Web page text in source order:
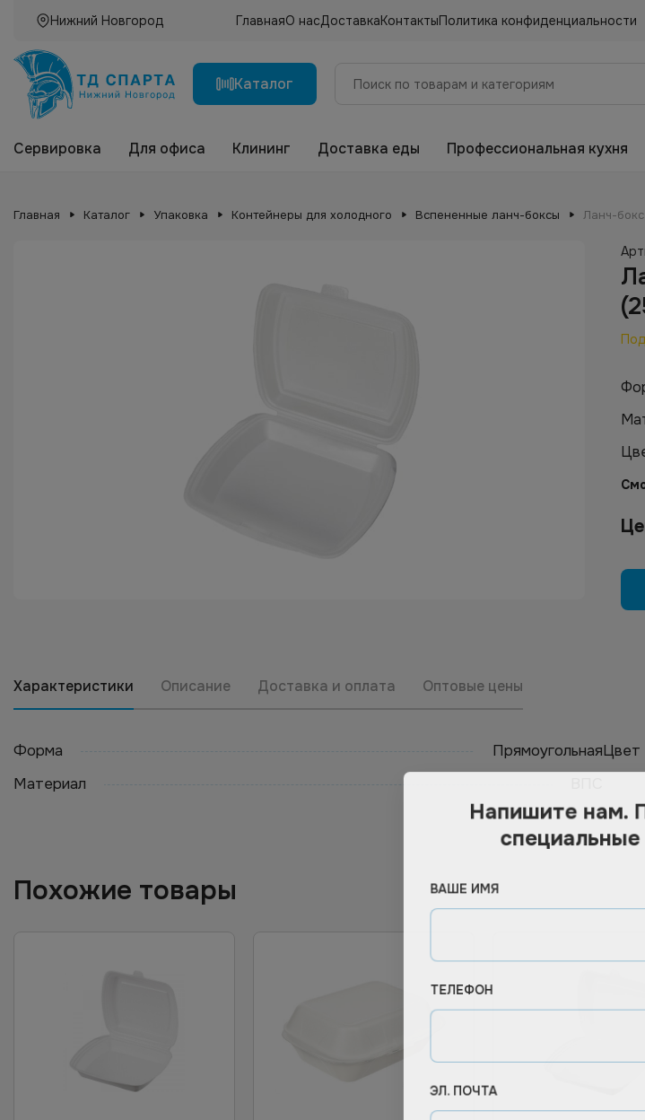
Нижний Новгород ГлавнаяО насДоставкаКонтактыПолитика конфиденциальности
Каталог
Сервировка Для офиса Клининг Доставка еды Профессиональная кухня
Главная Каталог Упаковка Контейнеры для холодного Вспененные ланч-боксы Ланч-
Характеристики Описание Доставка и оплата Оптовые цены
Форма
Прямоугольная
Материал
Цвет
Похожие товары
Напишите нам.
специальные
ВАШЕ ИМЯ
ТЕЛЕФОН
ЭЛ. ПОЧТА